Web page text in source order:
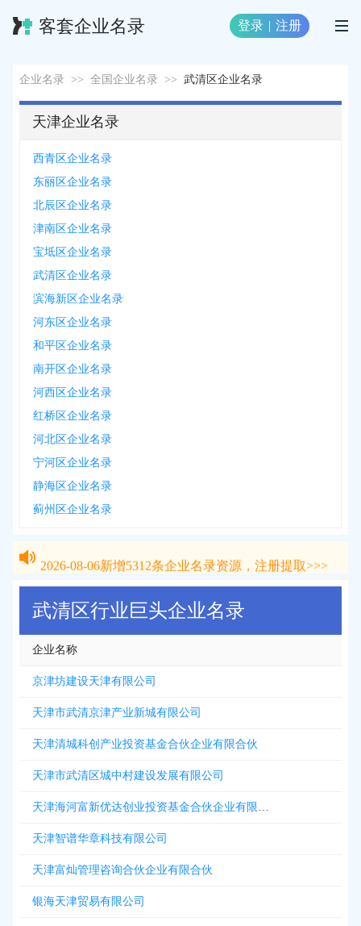
客套企业名录 登录 | 注册
企业名录 >> 全国企业名录 >> 武清区企业名录
天津企业名录
西青区企业名录
东丽区企业名录
北辰区企业名录
津南区企业名录
宝坻区企业名录
武清区企业名录
滨海新区企业名录
河东区企业名录
和平区企业名录
南开区企业名录
河西区企业名录
红桥区企业名录
河北区企业名录
宁河区企业名录
静海区企业名录
蓟州区企业名录
2026-08-06新增5312条企业名录资源，注册提取>>>
武清区行业巨头企业名录
企业名称
京津坊建设天津有限公司
天津市武清京津产业新城有限公司
天津清城科创产业投资基金合伙企业有限合伙
天津市武清区城中村建设发展有限公司
天津海河富新优达创业投资基金合伙企业有限合伙
天津智谱华章科技有限公司
天津富灿管理咨询合伙企业有限合伙
银海天津贸易有限公司